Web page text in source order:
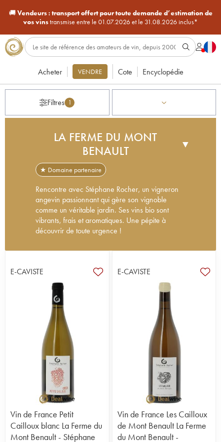
🚚Vendeurs : transport offert pour toute demande d’estimation de
vos vinstransmise entre le 01.07.2026 et le 31.08.2026 inclus*
Acheter VENDRE Cote Encyclopédie
Filtres 1
LA FERME DU MONT
BENAULT
▼
★ Domaine partenaire
Rencontre avec Stéphane Rocher, un vigneron
angevin passionnant qui gère son vignoble
comme un véritable jardin. Ses vins bio sont
vibrants, frais et aromatiques. Une pépite à
découvrir de toute urgence !
depuis 2010 un véritable jardin de 25 hectares
(21 d’un seul tenant), dont seuls huit sont
consacrés à la vigne. Après quelques années en
communication à Paris, il revient à ses racines
viticoles après une formation en viticulture. Il
travaille seul (avec un temps partiel) et défend une
viticulture respectueuse de la biodiversité, avec des
haies, bosquets et forêts conservés. Le domaine
est certifié en agriculture biologique.
Les cépages cultivés sont variés : chenin blanc
(quatre hectares, dont des vieilles vignes de 50 à
70 ans), cabernet franc, grolleau, pineau d’aunis,
teinturier… Le tout sur des terroirs classés en
appellation Coteaux du Layon, même si Stéphane
ne produit ici que des vins de France. Ses terroirs
représentent à merveille l’Anjou : un chaos
gélogique. Rhyolite, spilite, schistes, basaltes…
E-CAVISTE
Vin de France Petit
Cailloux blanc La Ferme du
Mont Benault - Stéphane
E-CAVISTE
Vin de France Les Cailloux
de Mont Benault La Ferme
du Mont Benault -